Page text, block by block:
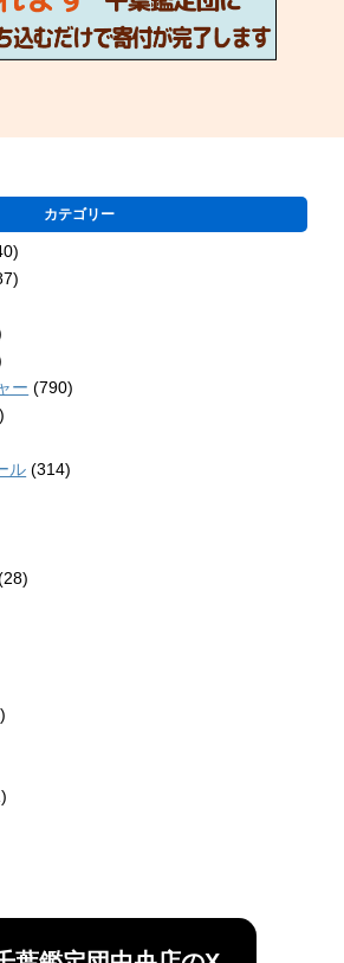
カテゴリー
ー (790)
ル (314)